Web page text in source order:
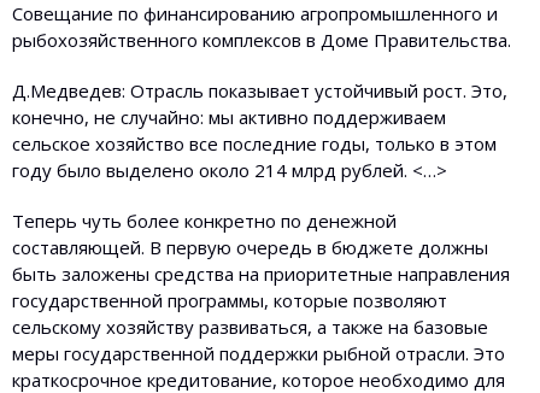
Совещание по финансированию агропромышленного и
рыбохозяйственного комплексов в Доме Правительства.
Д.Медведев: Отрасль показывает устойчивый рост. Это,
конечно, не случайно: мы активно поддерживаем
сельское хозяйство все последние годы, только в этом
году было выделено около 214 млрд рублей. <…>
Теперь чуть более конкретно по денежной
составляющей. В первую очередь в бюджете должны
быть заложены средства на приоритетные направления
государственной программы, которые позволяют
сельскому хозяйству развиваться, а также на базовые
меры государственной поддержки рыбной отрасли. Это
краткосрочное кредитование, которое необходимо для